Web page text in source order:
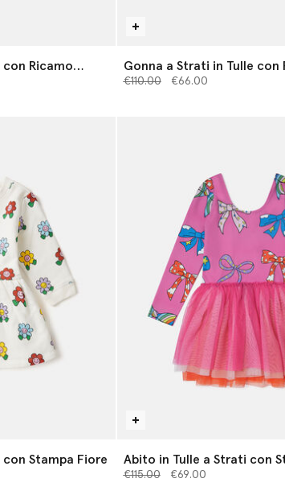
con Ricamo
Gonna a Strati in Tulle con
Prezzo ridotto da
€110.00a €66.00
Stampa Fiore Abito in Tulle a Strati con
Prezzo ridotto da
€115.00a €69.00